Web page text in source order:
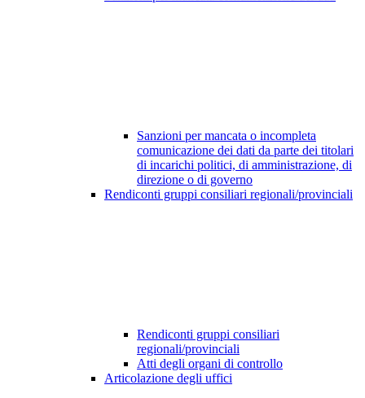
Sanzioni per mancata o incompleta
comunicazione dei dati da parte dei titolari
di incarichi politici, di amministrazione, di
direzione o di governo
Rendiconti gruppi consiliari regionali/provinciali
Rendiconti gruppi consiliari
regionali/provinciali
Atti degli organi di controllo
Articolazione degli uffici